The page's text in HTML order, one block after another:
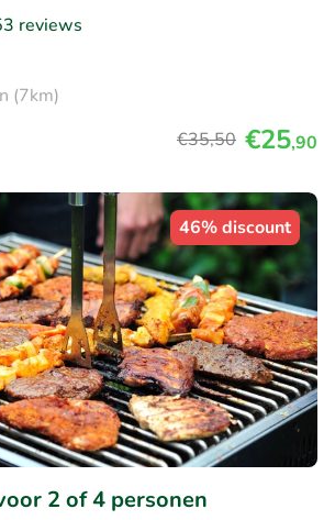
reviews
(7km)
€35,50 €25,90
46% discount
2 of 4 personen